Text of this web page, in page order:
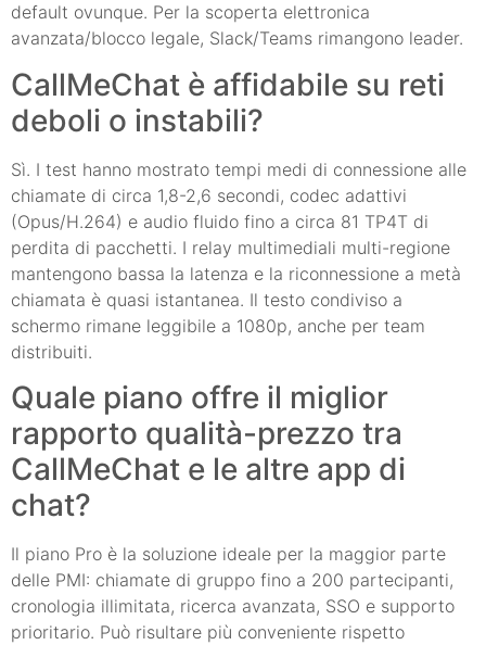
default ovunque. Per la scoperta elettronica
avanzata/blocco legale, Slack/Teams rimangono leader.
CallMeChat è affidabile su reti
deboli o instabili?
Sì. I test hanno mostrato tempi medi di connessione alle
chiamate di circa 1,8-2,6 secondi, codec adattivi
(Opus/H.264) e audio fluido fino a circa 81 TP4T di
perdita di pacchetti. I relay multimediali multi-regione
mantengono bassa la latenza e la riconnessione a metà
chiamata è quasi istantanea. Il testo condiviso a
schermo rimane leggibile a 1080p, anche per team
distribuiti.
Quale piano offre il miglior
rapporto qualità-prezzo tra
CallMeChat e le altre app di
chat?
Il piano Pro è la soluzione ideale per la maggior parte
delle PMI: chiamate di gruppo fino a 200 partecipanti,
cronologia illimitata, ricerca avanzata, SSO e supporto
prioritario. Può risultare più conveniente rispetto